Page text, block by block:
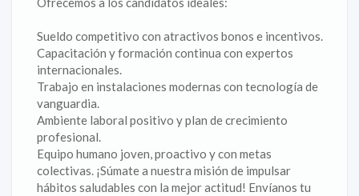
Sueldo competitivo con atractivos bonos e incentivos.
Capacitación y formación continua con expertos
internacionales.
Trabajo en instalaciones modernas con tecnología de
vanguardia.
Ambiente laboral positivo y plan de crecimiento
profesional.
Equipo humano joven, proactivo y con metas
colectivas. ¡Súmate a nuestra misión de impulsar
hábitos saludables con la mejor actitud! Envíanos tu